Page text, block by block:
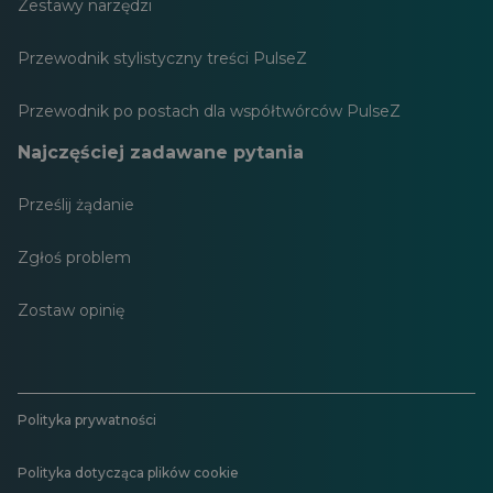
Zestawy narzędzi
Przewodnik stylistyczny treści PulseZ
Przewodnik po postach dla współtwórców PulseZ
Najczęściej zadawane pytania
Prześlij żądanie
Zgłoś problem
Zostaw opinię
Polityka prywatności
Polityka dotycząca plików cookie